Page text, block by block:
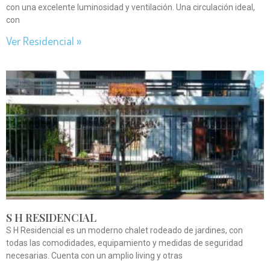
con una excelente luminosidad y ventilación. Una circulación ideal,
con
Ver Residencial »
S H RESIDENCIAL
S H Residencial es un moderno chalet rodeado de jardines, con
todas las comodidades, equipamiento y medidas de seguridad
necesarias. Cuenta con un amplio living y otras